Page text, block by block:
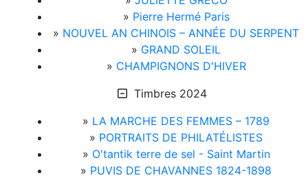
» Pierre Hermé Paris
» NOUVEL AN CHINOIS – ANNÉE DU SERPENT
» GRAND SOLEIL
» CHAMPIGNONS D'HIVER
Timbres 2024
» LA MARCHE DES FEMMES – 1789
» PORTRAITS DE PHILATÉLISTES
» O'tantik terre de sel - Saint Martin
» PUVIS DE CHAVANNES 1824-1898